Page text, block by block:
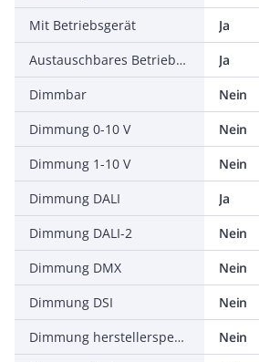
Mit Betriebsgerät
Ja
Austauschbares Betriebsgerät
Ja
Dimmbar
Nein
Dimmung 0-10 V
Nein
Dimmung 1-10 V
Nein
Dimmung DALI
Ja
Dimmung DALI-2
Nein
Dimmung DMX
Nein
Dimmung DSI
Nein
Dimmung herstellerspezifisch
Nein